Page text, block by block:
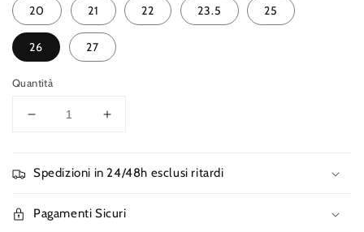
20 21 22 23.5 25
26 27
Quantità
Diminuisci
Nike
Low
Laser
Aumenta
Nike
Low
Laser
Spedizioni in 24/48h esclusi ritardi
Pagamenti Sicuri